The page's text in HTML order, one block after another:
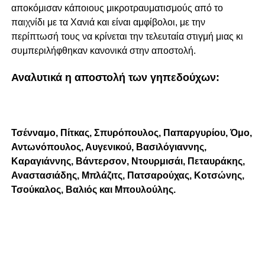
αποκόμισαν κάποιους μικροτραυματισμούς από το
παιχνίδι με τα Χανιά και είναι αμφίβολοι, με την
περίπτωσή τους να κρίνεται την τελευταία στιγμή μιας κι
συμπεριλήφθηκαν κανονικά στην αποστολή.
Αναλυτικά η αποστολή των γηπεδούχων:
Τσένναμο, Πίτκας, Σπυρόπουλος, Παπαργυρίου,Όμο,
Αντωνόπουλος,Αυγενικού, Βασιλόγιαννης,
Καραγιάννης, Βάντερσον, Ντουρμισάι, Πεταυράκης,
Αναστασιάδης, Μπλάζιτς, Πατσαρούχας, Κοτσώνης,
Τσούκαλος, Βαλιόςκαι Μπουλούλης.